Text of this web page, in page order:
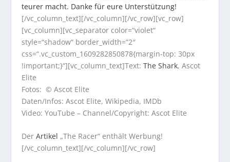
teurer macht. Danke für eure Unterstützung!
[/vc_column_text][/vc_column][/vc_row][vc_row]
[vc_column][vc_separator color=“violet“
style=“shadow“ border_width=“2″
css=“.vc_custom_1609282850878{margin-top: 30px
!important;}“][vc_column_text]Text:The Shark, Ascot
Elite
Fotos: © Ascot Elite
Daten/Infos: Ascot Elite, Wikipedia, IMDb
Video: YouTube – Channel/Copyright: Ascot Elite
DerArtikel „The Racer“ enthält Werbung!
[/vc_column_text][/vc_column][/vc_row]